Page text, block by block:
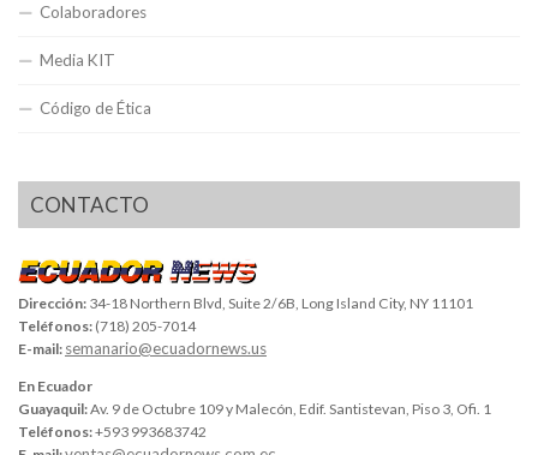
Colaboradores
Media KIT
Código de Ética
CONTACTO
Dirección: 34-18 Northern Blvd, Suite 2/6B, Long Island City, NY 11101
Teléfonos: (718) 205-7014
E-mail: semanario@ecuadornews.us
En Ecuador
Guayaquil:Av. 9 de Octubre 109 y Malecón, Edif. Santistevan, Piso 3, Ofi. 1
Teléfonos:+593 993683742